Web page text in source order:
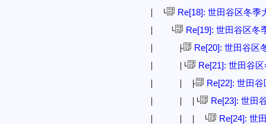
│ └ Re[18]: 世田谷区冬季
│ └ Re[19]: 世田谷区冬
│ ├ Re[20]: 世田谷区
│ │└ Re[21]: 世田谷
│ │ ├ Re[22]: 世田
│ │ │└ Re[23]: 世田
│ │ │ └ Re[24]: 世